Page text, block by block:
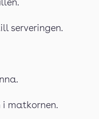
serveringen.
i matkornen.